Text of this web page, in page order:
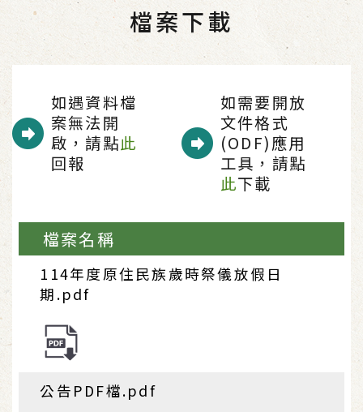
檔案下載
如遇資料檔
案無法開
啟，請點此
回報
如需要開放
文件格式
(ODF)應用
工具，請點
此下載
檔案名稱
114年度原住民族歲時祭儀放假日
期.pdf
公告PDF檔.pdf